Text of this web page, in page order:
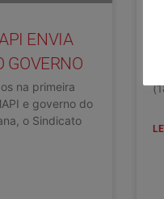
ENVIA
GOVERNO
na primeira
e governo do
o Sindicato